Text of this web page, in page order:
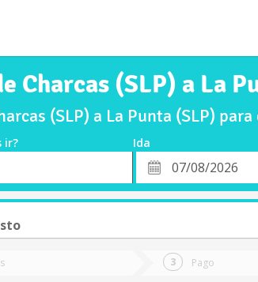
Charcas (SLP) a La
(SLP) a La Punta (SLP)
ir? Ida
Fecha
de
Pago